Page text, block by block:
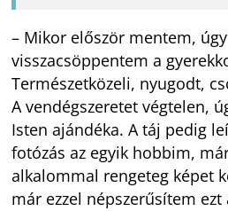
– Mikor először mentem,
visszacsöppentem a
Természetközeli, nyugodt,
A vendégszeretet végtelen,
Isten ajándéka. A táj pedig
fotózás az egyik hobbim,
alkalommal rengeteg képet
már ezzel népszerűsítem ezt